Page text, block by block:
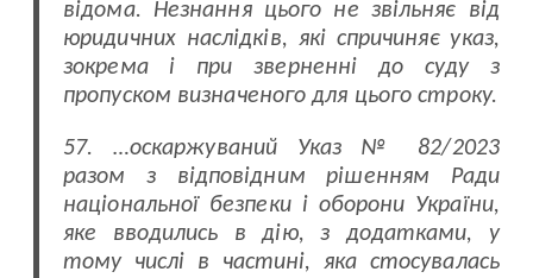
відома. Незнання цього не звільняє від
юридичних наслідків, які спричиняє указ,
зокрема і при зверненні до суду з
пропуском визначеного для цього строку.
57. …оскаржуваний Указ № 82/2023
разом з відповідним рішенням Ради
національної безпеки і оборони України,
яке вводились в дію, з додатками, у
тому числі в частині, яка стосувалась